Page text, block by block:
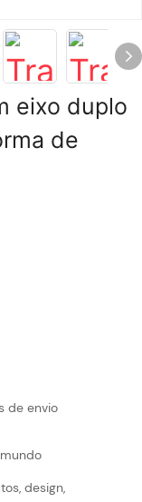
eixo duplo
de
de envio
design,